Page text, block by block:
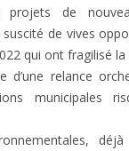
projets de
de vives
qui ont fragilisé
d’une relance
municipales